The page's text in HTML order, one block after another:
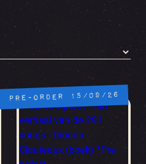
PRE-ORDER 15/09/26